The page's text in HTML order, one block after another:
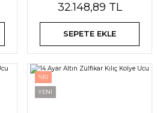
32.148,89 TL
SEPETE EKLE
%10
YENİ